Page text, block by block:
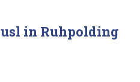
in Ruhpolding